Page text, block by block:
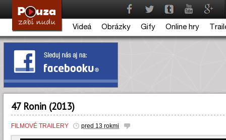
Videá Obrázky Gify Online hry
47 Ronin (2013)
FILMOVÉ TRAILERY pred 13 rokmi